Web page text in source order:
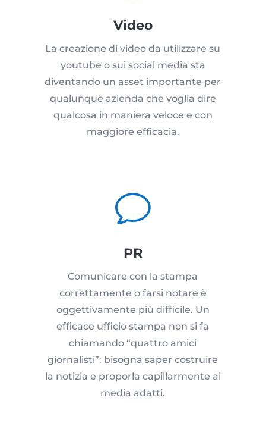
Video
La creazione di video da utilizzare su
youtube o sui social media sta
diventando un asset importante per
qualunque azienda che voglia dire
qualcosa in maniera veloce e con
maggiore efficacia.
v
PR
Comunicare con la stampa
correttamente o farsi notare è
oggettivamente più difficile. Un
efficace ufficio stampa non si fa
chiamando “quattro amici
giornalisti”: bisogna saper costruire
la notizia e proporla capillarmente ai
media adatti.